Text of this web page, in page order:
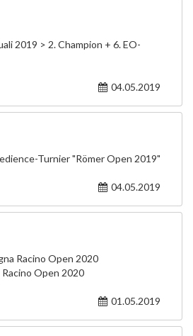
2019 > 2. Champion + 6. EO-
04.05.2019
Turnier "Römer Open 2019"
04.05.2019
Racino Open 2020
Open 2020
01.05.2019